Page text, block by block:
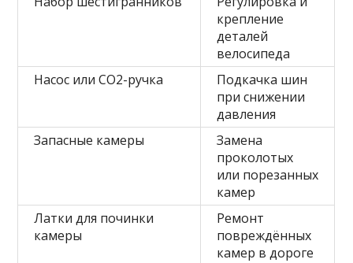
крепление
деталей
велосипеда
Насос или CO2-ручка
Подкачка шин
при снижении
давления
Запасные камеры
Замена
проколотых
или порезанных
камер
Латки для починки
камеры
Ремонт
повреждённых
камер в дороге